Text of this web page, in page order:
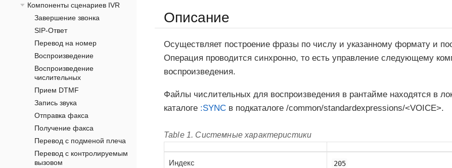
Компоненты сценариев IVR
Завершение звонка
SIP-Ответ
Перевод на номер
Воспроизведение
Воспроизведение
числительных
Прием DTMF
Запись звука
Отправка факса
Получение факса
Перевод с подменой плеча
Перевод с контролируемым
вызовом
Описание
Осуществляет построение фразы по числу и указанному формату и
Операция проводится синхронно, то есть управление следующему
воспроизведения.
Файлы числительных для воспроизведения в рантайме находятся в
каталоге :SYNC в подкаталоге /common/standardexpressions/<VOICE>.
Table 1. Системные характеристики
Индекс 205